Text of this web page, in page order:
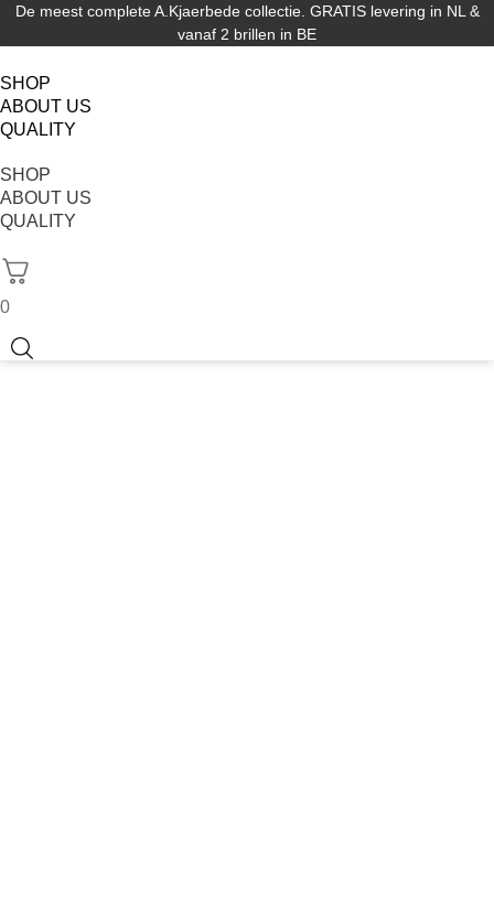
De meest complete A.Kjaerbede collectie. GRATIS levering in NL &
vanaf 2 brillen in BE
SHOP
ABOUT US
QUALITY
SHOP
ABOUT US
QUALITY
0